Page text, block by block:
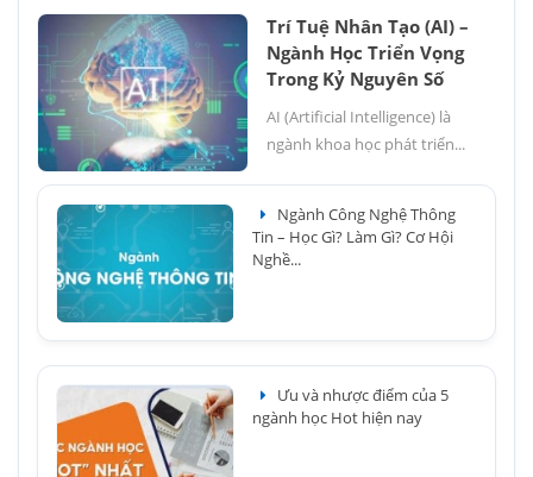
Trí Tuệ Nhân Tạo (AI) –
Ngành Học Triển Vọng
Trong Kỷ Nguyên Số
AI (Artificial Intelligence) là
ngành khoa học phát triển...
Ngành Công Nghệ Thông
Tin – Học Gì? Làm Gì? Cơ Hội
Nghề...
Ưu và nhược điểm của 5
ngành học Hot hiện nay